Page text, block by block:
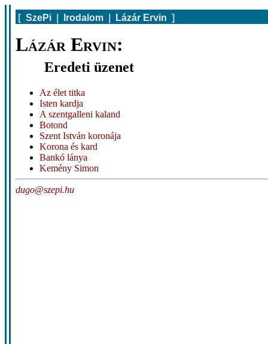
[ SzePi Irodalom Lázár Ervin ]
Lázár Ervin:
Eredeti üzenet
Az élet titka
Isten kardja
A szentgalleni kaland
Botond
Szent István koronája
Korona és kard
Bankó lánya
Kemény Simon
dugo@szepi.hu